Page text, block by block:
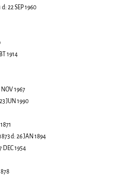
d: 22 SEP 1960
1914
NOV 1967
23 JUN 1990
d: 26 JAN 1894
DEC 1954